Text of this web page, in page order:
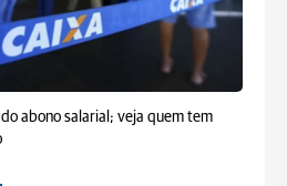
abono salarial; veja quem tem